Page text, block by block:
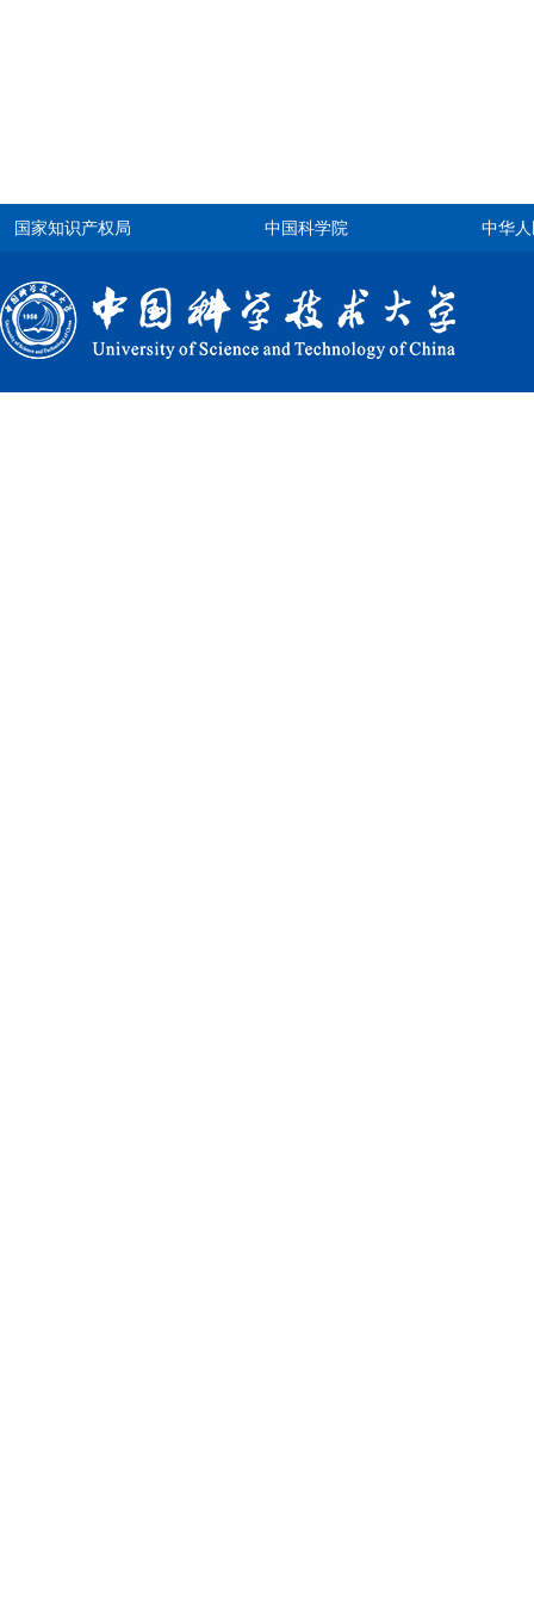
国家知识产权局 中国科学院 中华